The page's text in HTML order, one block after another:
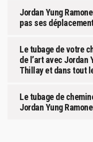
Jordan Yung
pas ses
Le tubage de votre
de l’art avec Jordan
Thillay et dans tout
Le tubage de
Jordan Yung